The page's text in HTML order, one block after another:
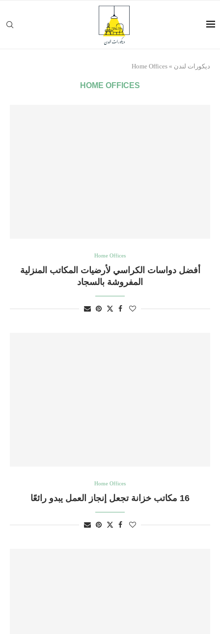
ديكورات لندن »
Home Offices
HOME OFFICES
Home Offices
أفضل دواسات الكراسي لأرضيات المكاتب المنزلية
المفروشة بالسجاد
Home Offices
16 مكاتب خزانة تجعل إنجاز العمل يبدو رائعًا